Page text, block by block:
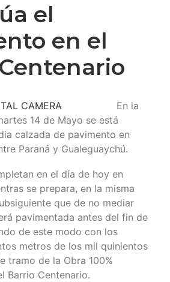
el
en el
En la
14 de Mayo se está
calzada de pavimento en
Paraná y Gualeguaychú.
en el día de hoy en
se prepara, en la misma
que de no mediar
pavimentada antes del fin de
de este modo con los
metros de los mil quinientos
tramo de la Obra 100%
Barrio Centenario.